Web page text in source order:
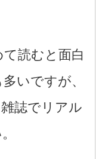
読むと面白
いですが、
誌でリアル